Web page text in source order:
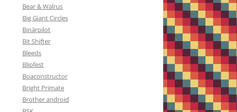
Bear & Walrus
Big Giant Circles
Binärpilot
Bit Shifter
Bleeds
Blipfest
Boaconstructor
Bright Primate
Brother android